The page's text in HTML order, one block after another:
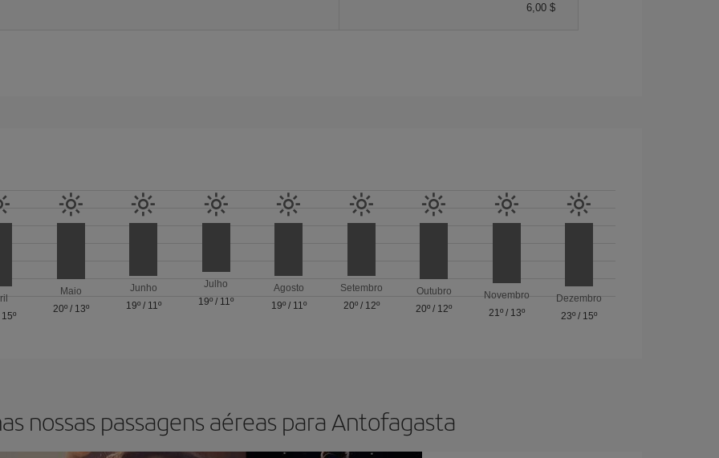
6,00 $
15º
Maio
20º/ 13º
Junho
19º/ 11º
Julho
19º / 11º
Agosto
19º/ 11º
Setembro
20º/ 12º
Outubro
20º / 12º
Novembro
21º/ 13º
Dezembro
23º / 15º
nossas passagens aéreas para Antofagasta